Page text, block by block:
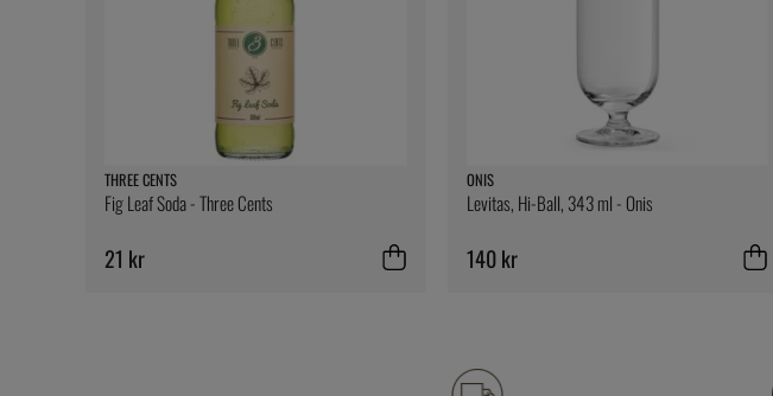
THREE CENTS
Fig Leaf Soda - Three Cents
21 kr
ONIS
Levitas, Hi-Ball, 343 ml - Onis
140 kr